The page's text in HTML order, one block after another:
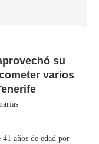
su
varios
años de edad por